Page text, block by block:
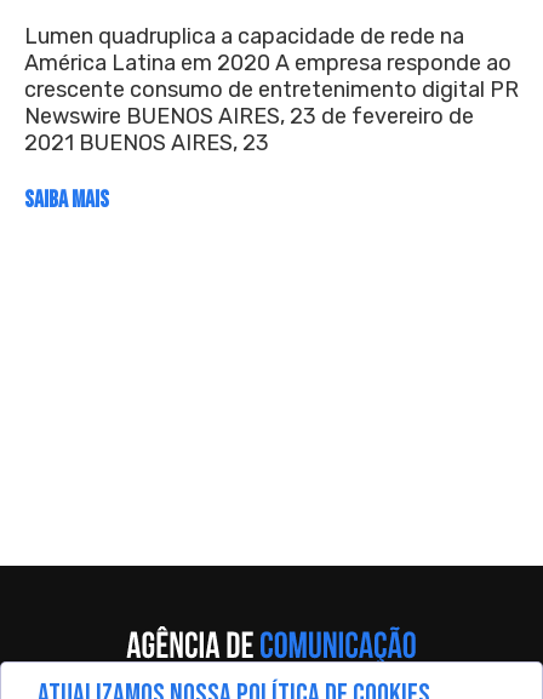
Lumen quadruplica a capacidade de rede na
América Latina em 2020 A empresa responde ao
crescente consumo de entretenimento digital PR
Newswire BUENOS AIRES, 23 de fevereiro de
2021 BUENOS AIRES, 23
SAIBA MAIS